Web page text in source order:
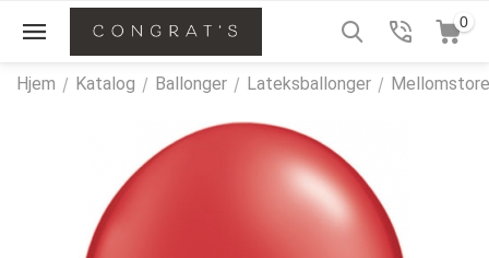
0
Hjem / Katalog / Ballonger / Lateksballonger /